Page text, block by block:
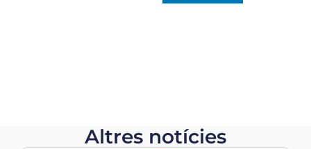
Altres notícies